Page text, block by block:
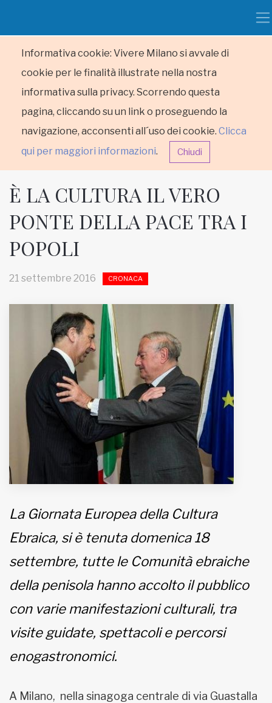
Informativa cookie: Vivere Milano si avvale di
cookie per le finalità illustrate nella nostra
informativa sulla privacy. Scorrendo questa
pagina, cliccando su un link o proseguendo la
navigazione, acconsenti all´uso dei cookie. Clicca
qui per maggiori informazioni. Chiudi
HOME
Inviateci le vostre segnalazioni
Iscriviti alla newsletter
www.viveremilano.info
Fondato e diretto da Enzo De
Bernardis
EDB edizioni - Via Brivio angolo C.
Imbonati, 89 20159 Milano (Italia)
Informativa sulla privacy
È LA CULTURA IL VERO
PONTE DELLA PACE TRA I
POPOLI
21 settembre 2016 CRONACA
La Giornata Europea della Cultura
Ebraica, si è tenuta domenica 18
settembre, tutte le Comunità ebraiche
della penisola hanno accolto il pubblico
con varie manifestazioni culturali, tra
visite guidate, spettacoli e percorsi
enogastronomici.
A Milano, nella sinagoga centrale di via Guastalla